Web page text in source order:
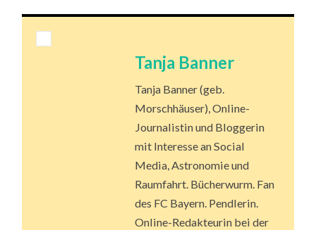
Tanja Banner
Tanja Banner (geb.
Morschhäuser), Online-
Journalistin und Bloggerin
mit Interesse an Social
Media, Astronomie und
Raumfahrt. Bücherwurm. Fan
des FC Bayern. Pendlerin.
Online-Redakteurin bei der